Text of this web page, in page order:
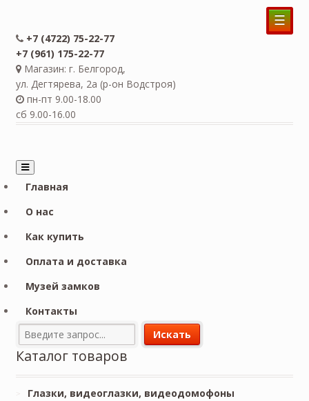
☰
+7 (4722) 75-22-77
+7 (961) 175-22-77
Магазин: г. Белгород,
ул. Дегтярева, 2а (р-он Водстроя)
пн-пт 9.00-18.00
сб 9.00-16.00
Главная
О нас
Как купить
Оплата и доставка
Музей замков
Контакты
Каталог товаров
Глазки, видеоглазки, видеодомофоны